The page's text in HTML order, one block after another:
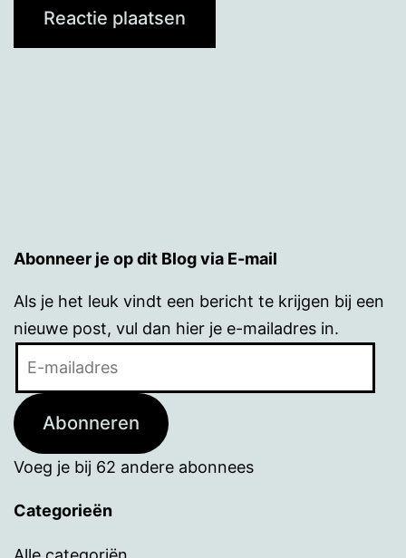
Abonneer je op dit Blog via E-mail
Als je het leuk vindt een bericht te krijgen bij een
nieuwe post, vul dan hier je e-mailadres in.
Abonneren
Voeg je bij 62 andere abonnees
Categorieën